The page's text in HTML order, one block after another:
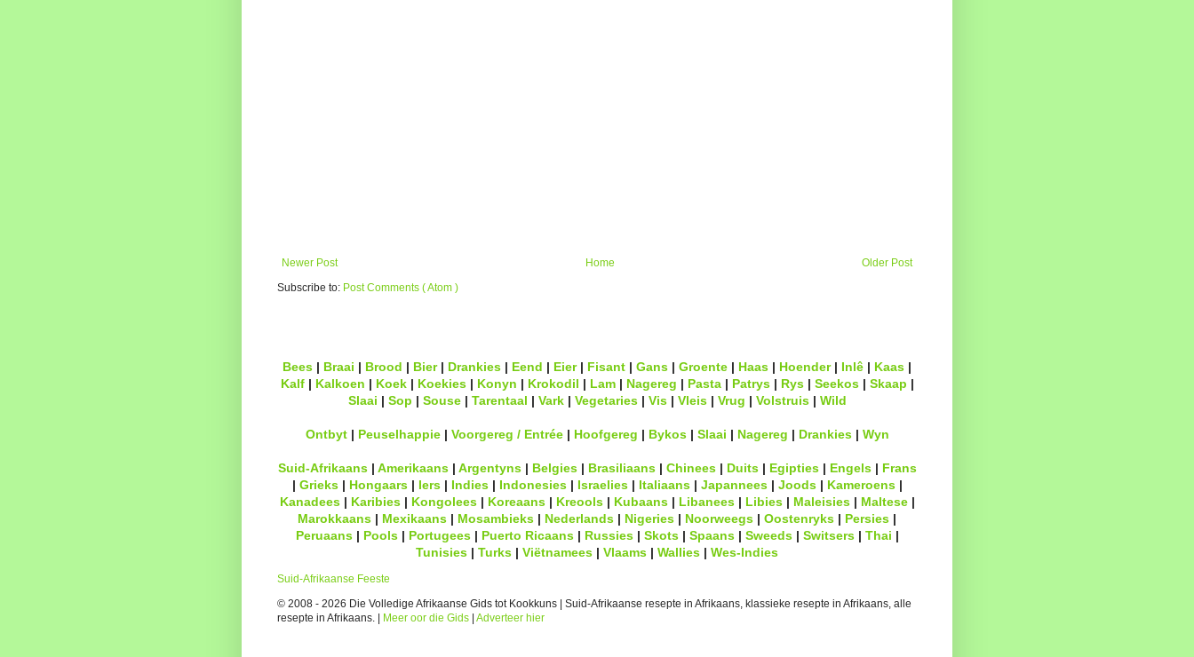
Newer Post Older Post
Home
Subscribe to: Post Comments ( Atom )
Bees | Braai | Brood | Bier| Drankies | Eend | Eier| Fisant | Gans | Groente | Haas | Hoender| Inlê | Kaas |
Kalf| Kalkoen | Koek| Koekies| Konyn | Krokodil | Lam| Nagereg | Pasta| Patrys| Rys| Seekos| Skaap |
Slaai | Sop | Souse| Tarentaal | Vark| Vegetaries| Vis| Vleis| Vrug | Volstruis| Wild
Ontbyt| Peuselhappie| Voorgereg / Entrée| Hoofgereg | Bykos| Slaai | Nagereg | Drankies| Wyn
Suid-Afrikaans| Amerikaans| Argentyns| Belgies| Brasiliaans| Chinees| Duits| Egipties| Engels| Frans
| Grieks| Hongaars| Iers| Indies| Indonesies| Israelies| Italiaans| Japannees| Joods| Kameroens|
Kanadees| Karibies| Kongolees| Koreaans| Kreools| Kubaans| Libanees| Libies| Maleisies| Maltese|
Marokkaans | Mexikaans | Mosambieks | Nederlands | Nigeries | Noorweegs | Oostenryks | Persies |
Peruaans| Pools| Portugees| Puerto Ricaans| Russies| Skots| Spaans| Sweeds| Switsers| Thai |
Tunisies | Turks | Viëtnamees | Vlaams | Wallies | Wes-Indies
Suid-Afrikaanse Feeste
© 2008 - 2026 Die Volledige Afrikaanse Gids tot Kookkuns | Suid-Afrikaanse resepte in Afrikaans, klassieke resepte in Afrikaans, alle
resepte in Afrikaans. |
Meer oor die Gids Adverteer hier